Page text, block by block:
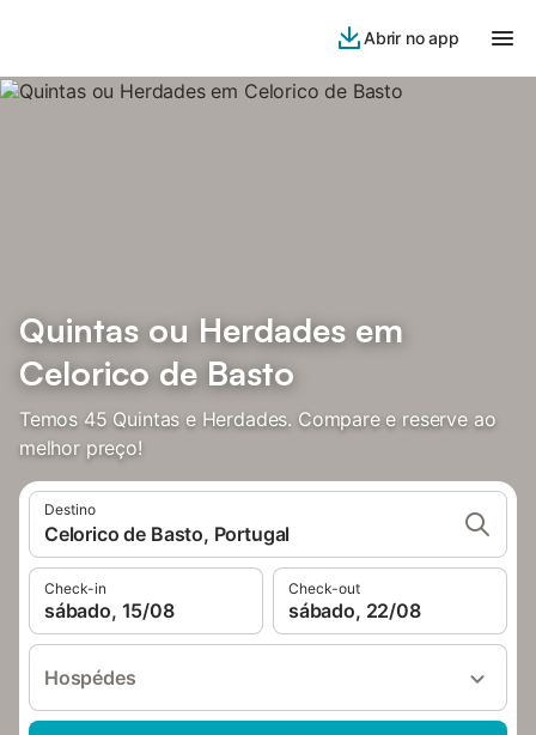
Abrir no app
Quintas ou Herdades em
Celorico de Basto
Temos 45 Quintas e Herdades. Compare e reserve ao
melhor preço!
Destino
Celorico de Basto, Portugal
Check-in
sábado, 15/08
Check-out
sábado, 22/08
Hospédes